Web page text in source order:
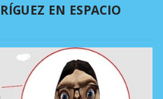
EN ESPACIO